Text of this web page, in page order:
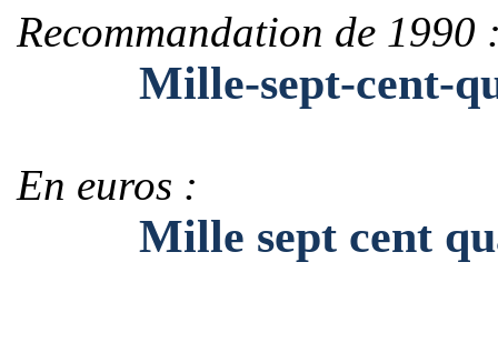
Recommandation de 1990
Mille-sept-cent-
En euros :
Mille sept cent